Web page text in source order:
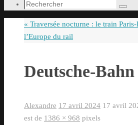
Recherche
:
« Traversée nocturne : le train
l’Europe du rail
Deutsche-Bahn
Alexandre 17 avril 2024 17 avril
est de 1386 × 968 pixels